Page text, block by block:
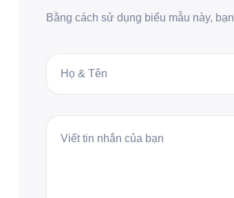
Bằng cách sử dụng biểu mẫu này,